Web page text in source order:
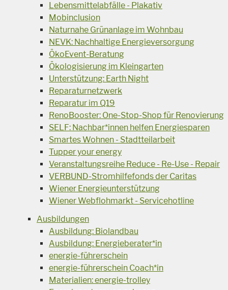
Lebensmittelabfälle - Plakativ
Mobinclusion
Naturnahe Grünanlage im Wohnbau
NEVK: Nachhaltige Energieversorgung
ÖkoEvent-Beratung
Ökologisierung im Kleingarten
Unterstützung: Earth Night
Reparaturnetzwerk
Reparatur im Q19
RenoBooster: One-Stop-Shop für Renovierung
SELF: Nachbar*innen helfen Energiesparen
Smartes Wohnen - Stadtteilarbeit
Tupper your energy
Veranstaltungsreihe Reduce - Re-Use - Repair
VERBUND-Stromhilfefonds der Caritas
Wiener Energieunterstützung
Wiener Webflohmarkt - Servicehotline
Ausbildungen
Ausbildung: Biolandbau
Ausbildung: Energieberater*in
energie-führerschein
energie-führerschein Coach*in
Materialien: energie-trolley